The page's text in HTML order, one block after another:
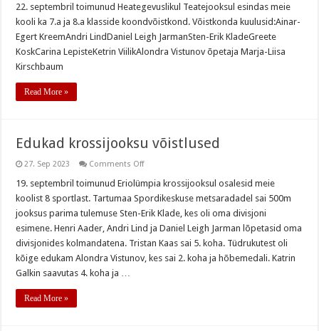
klasside
koondvõistkond
Heategevuslikul
Teatejooksul
22. septembril toimunud Heategevuslikul Teatejooksul esindas meie
kooli ka 7.a ja 8.a klasside koondvõistkond. Võistkonda kuulusid:Ainar-
Egert KreemAndri LindDaniel Leigh JarmanSten-Erik KladeGreete
KoskCarina LepisteKetrin ViilikAlondra Vistunov õpetaja Marja-Liisa
Kirschbaum
Read More »
Edukad krossijooksu võistlused
27. Sep 2023 Comments Offon
krossijooksu
võistlused
19. septembril toimunud Eriolümpia krossijooksul osalesid meie
koolist 8 sportlast. Tartumaa Spordikeskuse metsaradadel sai 500m
jooksus parima tulemuse Sten-Erik Klade, kes oli oma divisjoni
esimene. Henri Aader, Andri Lind ja Daniel Leigh Jarman lõpetasid oma
divisjonides kolmandatena. Tristan Kaas sai 5. koha. Tüdrukutest oli
kõige edukam Alondra Vistunov, kes sai 2. koha ja hõbemedali. Katrin
Galkin saavutas 4. koha ja …
Read More »